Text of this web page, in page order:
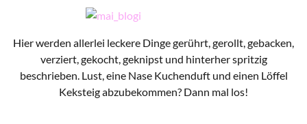
Hier werden allerlei leckere Dinge gerührt, gerollt, gebacken,
verziert, gekocht, geknipst und hinterher spritzig
beschrieben. Lust, eine Nase Kuchenduft und einen Löffel
Keksteig abzubekommen? Dann mal los!